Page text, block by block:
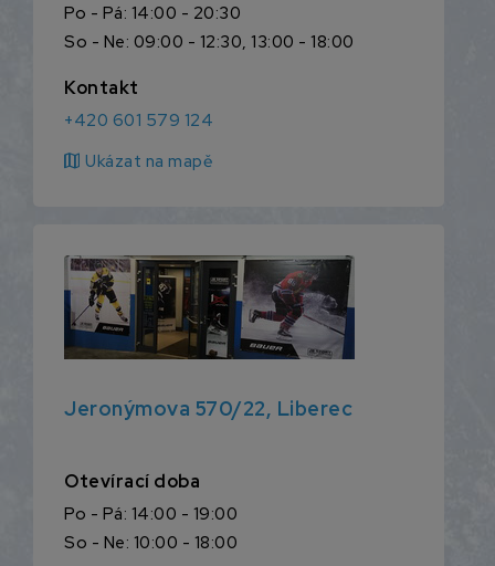
Po - Pá: 14:00 - 20:30
So - Ne: 09:00 - 12:30, 13:00 - 18:00
Kontakt
+420 601 579 124
map Ukázat na mapě
Jeronýmova 570/22, Liberec
Otevírací doba
Po - Pá: 14:00 - 19:00
So - Ne: 10:00 - 18:00